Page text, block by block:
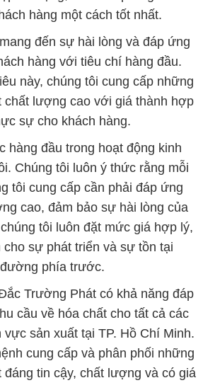
hàng một cách tốt nhất.
đến sự hài lòng và đáp ứng
hàng với tiêu chí hàng đầu.
này, chúng tôi cung cấp những
chất lượng cao với giá thành hợp
sự cho khách hàng.
hàng đầu trong hoạt động kinh
Chúng tôi luôn ý thức rằng mỗi
tôi cung cấp cần phải đáp ứng
cao, đảm bảo sự hài lòng của
tôi luôn đặt mức giá hợp lý,
cho sự phát triển và sự tồn tại
phía trước.
Trường Phát có khả năng đáp
cầu về hóa chất cho tất cả các
vực sản xuất tại TP. Hồ Chí Minh.
cung cấp và phân phối những
đáng tin cậy, chất lượng và có giá